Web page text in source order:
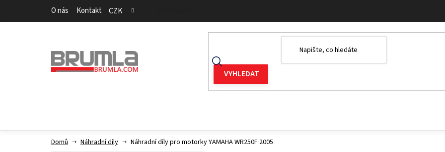
O nás Kontakt CZK
Domů Náhradní díly Náhradní díly pro motorky YAMAHA WR250F 2005